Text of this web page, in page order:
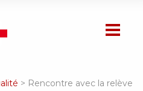
> Rencontre avec la relève